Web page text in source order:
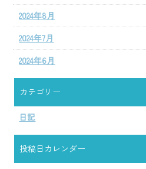
2024年8月
2024年7月
2024年6月
カテゴリー
日記
投稿日カレンダー